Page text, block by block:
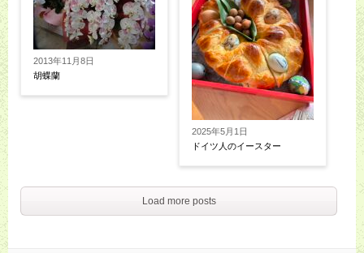
2013年11月8日
胡蝶蘭
2025年5月1日
ドイツ人のイースター
Load more posts